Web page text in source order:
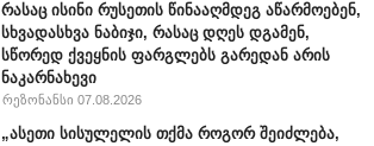
რასაც ისინი რუსეთის წინააღმდეგ აწარმოებენ,
სხვადასხვა ნაბიჯი, რასაც დღეს დგამენ,
სწორედ ქვეყნის ფარგლებს გარედან არის
ნაკარნახევი
რეზონანსი 07.08.2026
„ასეთი სისულელის თქმა როგორ შეიძლება,